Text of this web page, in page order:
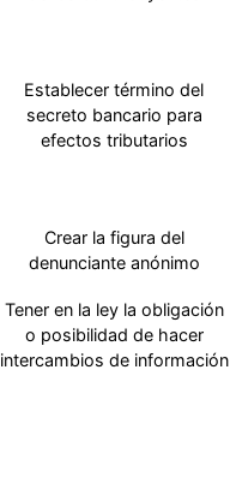
Establecer término del
secreto bancario para
efectos tributarios
Crear la figura del
denunciante anónimo
Tener en la ley la obligación
o posibilidad de hacer
intercambios de información